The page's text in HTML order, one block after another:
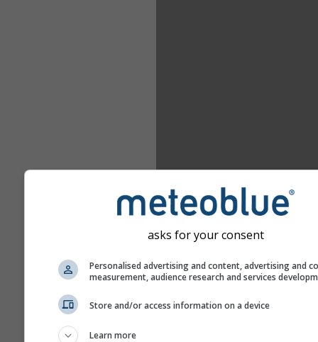
asks for your consent
Personalised advertising and content, advertising and
measurement, audience research and services
Store and/or access information on a device
Learn more